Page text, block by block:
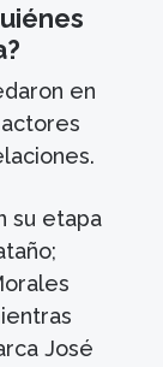
en
su etapa
José